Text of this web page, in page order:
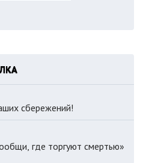
сбережений!
где торгуют смертью»